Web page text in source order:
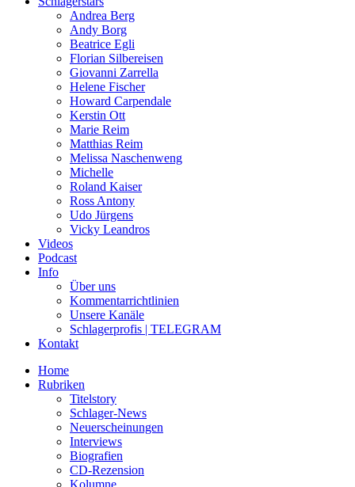
Andrea Berg
Andy Borg
Beatrice Egli
Florian Silbereisen
Giovanni Zarrella
Helene Fischer
Howard Carpendale
Kerstin Ott
Marie Reim
Matthias Reim
Melissa Naschenweng
Michelle
Roland Kaiser
Ross Antony
Udo Jürgens
Vicky Leandros
Videos
Podcast
Info
Über uns
Kommentarrichtlinien
Unsere Kanäle
Schlagerprofis | TELEGRAM
Kontakt
Home
Rubriken
Titelstory
Schlager-News
Neuerscheinungen
Interviews
Biografien
CD-Rezension
Kolumne